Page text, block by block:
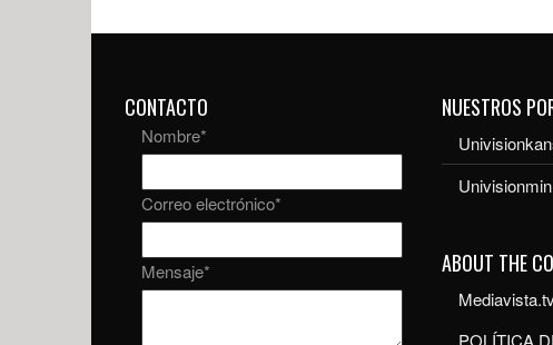
CONTACTO
Nombre*
Correo electrónico*
Mensaje*
NUESTROS
ABOUT THE
Mediavista.tv
POLÍTICA